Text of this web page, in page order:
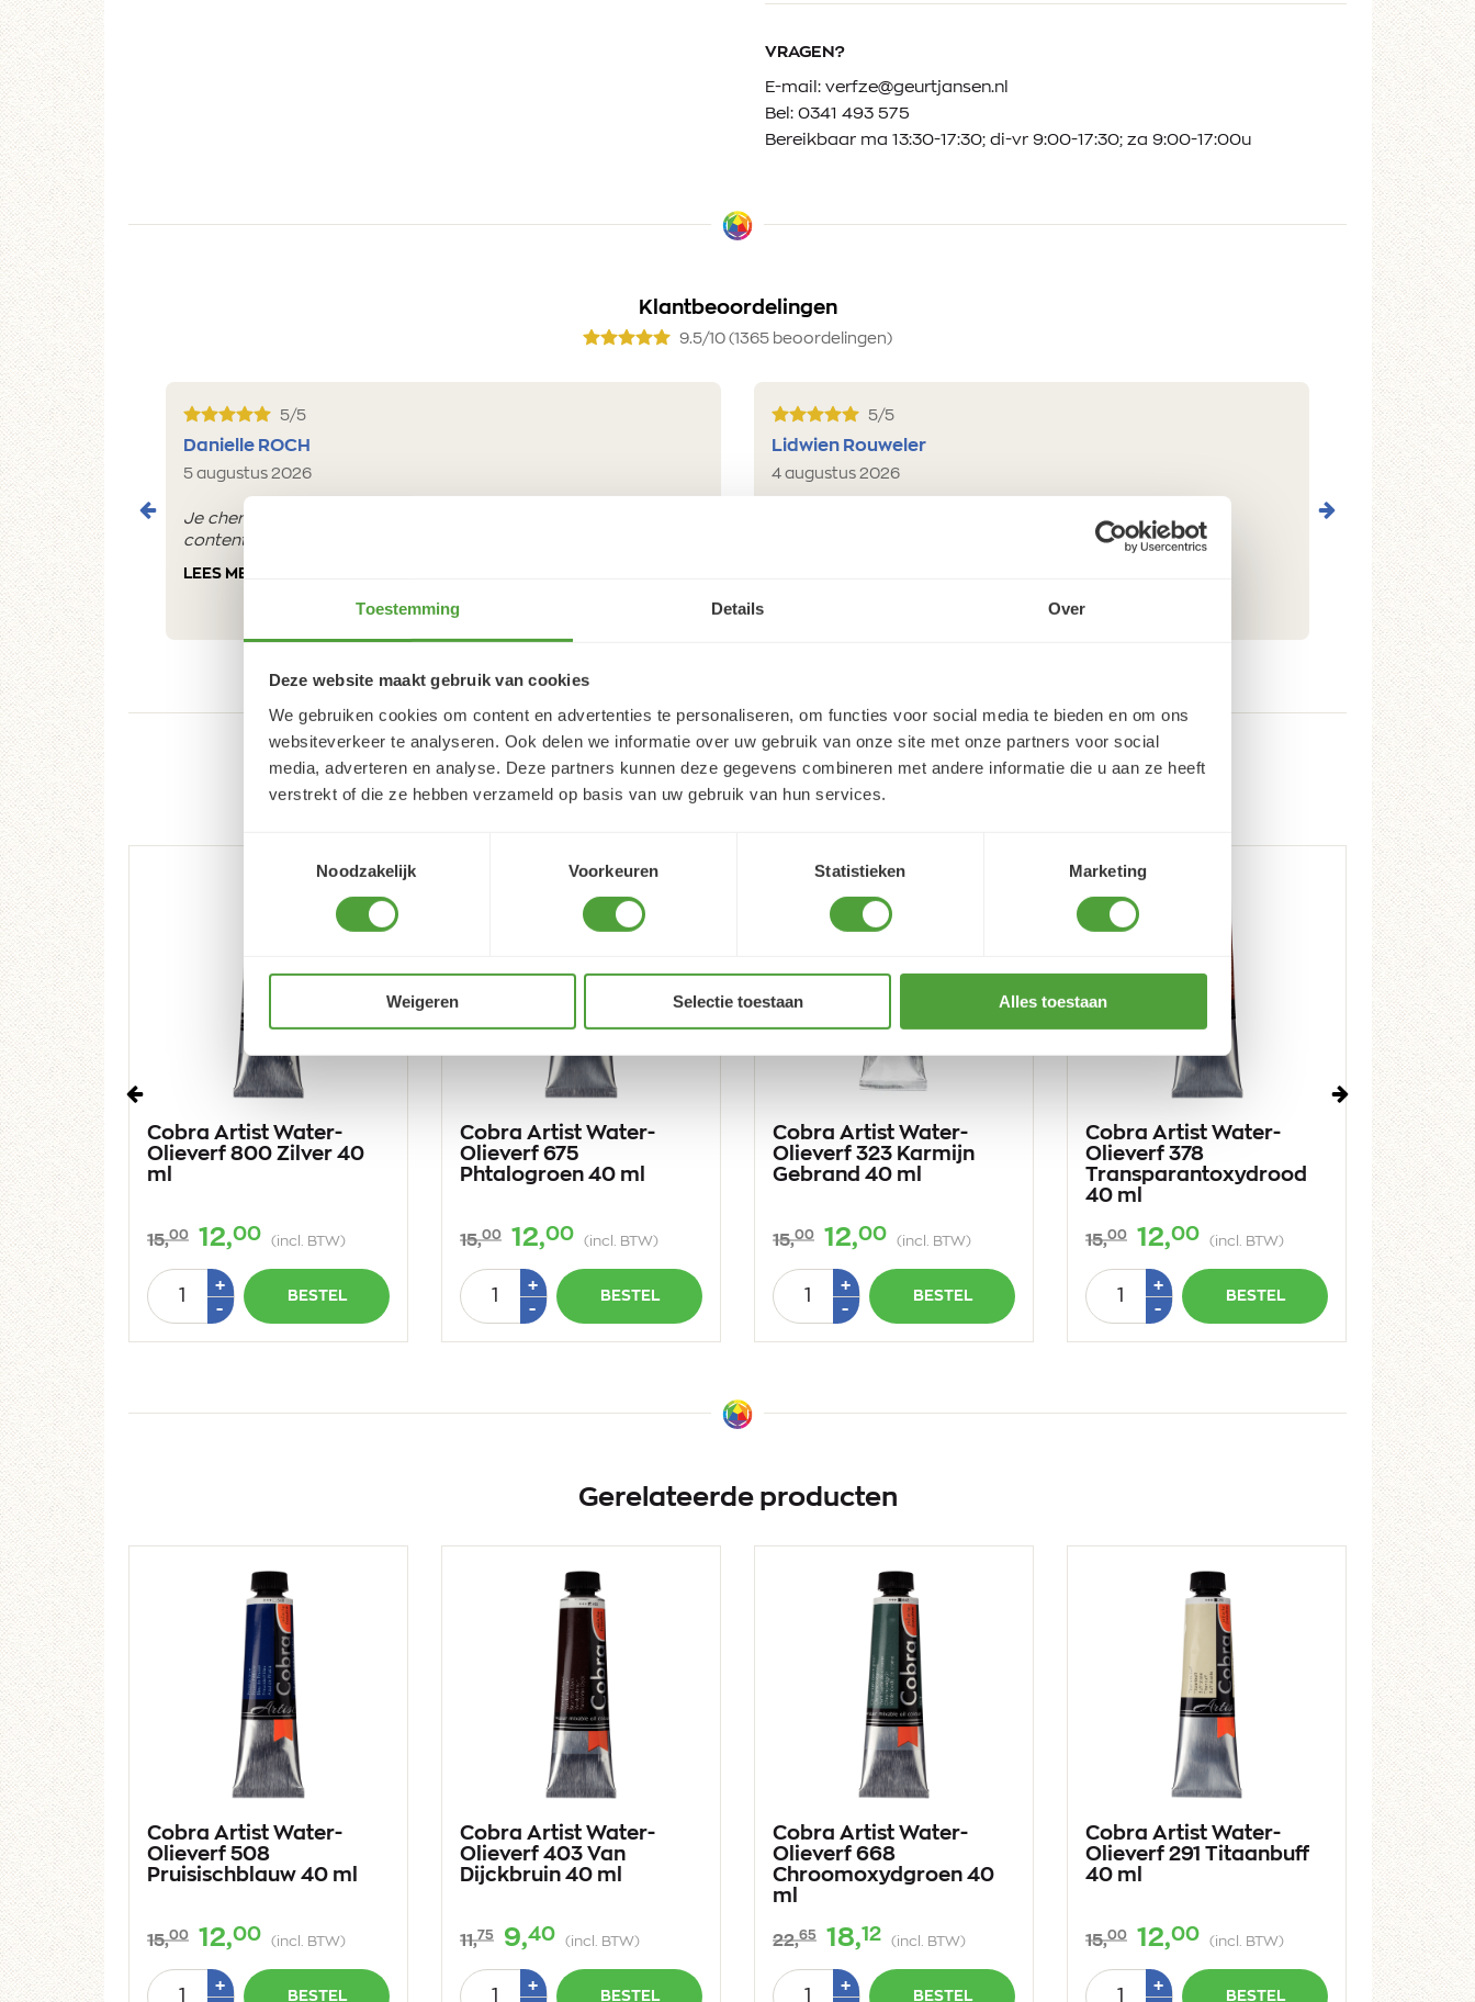
Toestemming Details Over
Deze website maakt gebruik van cookies
We gebruiken cookies om content en advertenties te personaliseren, om functies voor social media te bieden en om ons
websiteverkeer te analyseren. Ook delen we informatie over uw gebruik van onze site met onze partners voor social
media, adverteren en analyse. Deze partners kunnen deze gegevens combineren met andere informatie die u aan ze heeft
verstrekt of die ze hebben verzameld op basis van uw gebruik van hun services.
Toestemmingsselectie
Noodzakelijk
Voorkeuren Statistieken Marketing
Weigeren Selectie toestaan Alles toestaan
VRAGEN?
E-mail: verfze@geurtjansen.nl
Bel: 0341 493 575
Bereikbaar ma 13:30-17:30; di-vr 9:00-17:30; za 9:00-17:00u
Klantbeoordelingen
9.5/10 (1365 beoordelingen)
5/5
Danielle ROCH
5 augustus 2026
Je cherche un magasin pour mes peintureet j'ai trouvé très
contente du résultat
LEES MEER
5/5
Lidwien Rouweler
4 augustus 2026
Varianten
Vorige
Cobra Artist Water-
Olieverf 800 Zilver 40
ml
15,00 12,00 (incl. BTW)
Aantal +Plus
-Min
BESTEL
Cobra Artist Water-
Olieverf 675
Phtalogroen 40 ml
15,00 12,00 (incl. BTW)
Aantal +Plus
-Min
BESTEL
Cobra Artist Water-
Olieverf 323 Karmijn
Gebrand 40 ml
15,00 12,00 (incl. BTW)
Aantal +Plus
-Min
BESTEL
Cobra Artist Water-
Olieverf 378
Transparantoxydrood
40 ml
15,00 12,00 (incl. BTW)
Aantal +Plus
-Min
BESTEL
Cobra
40 ml
15, 00
Aantal +
Volgende
Gerelateerde producten
Cobra Artist Water-
Olieverf 508
Pruisischblauw 40 ml
15,00 12,00 (incl. BTW)
Aantal +Plus
BESTEL
Cobra Artist Water-
Olieverf 403 Van
Dijckbruin 40 ml
11,75 9,40 (incl. BTW)
Aantal +Plus
BESTEL
Cobra Artist Water-
Olieverf 668
Chroomoxydgroen 40
ml
22,65 18,12 (incl. BTW)
Aantal +Plus
BESTEL
Cobra Artist Water-
Olieverf 291 Titaanbuff
40 ml
15,00 12,00 (incl. BTW)
Aantal +Plus
BESTEL